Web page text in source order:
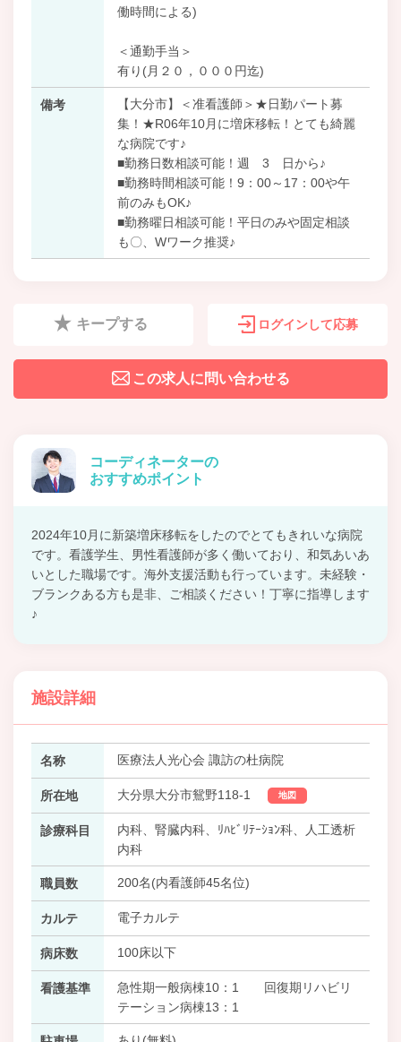
働時間による)
＜通勤手当＞
有り(月２０，０００円迄)
備考
【大分市】＜准看護師＞★日勤パート募
集！★R06年10月に増床移転！とても綺麗
な病院です♪
■勤務日数相談可能！週 3 日から♪
■勤務時間相談可能！9：00～17：00や午
前のみもOK♪
■勤務曜日相談可能！平日のみや固定相談
も〇、Wワーク推奨♪
キープする ログインして応募
この求人に問い合わせる
コーディネーターの
おすすめポイント
2024年10月に新築増床移転をしたのでとてもきれいな病院
です。看護学生、男性看護師が多く働いており、和気あいあ
いとした職場です。海外支援活動も行っています。未経験・
ブランクある方も是非、ご相談ください！丁寧に指導します
♪
施設詳細
名称 医療法人光心会 諏訪の杜病院
所在地 大分県大分市鴛野118-1 地図
診療科目
内科、腎臓内科、ﾘﾊﾋﾞﾘﾃｰｼｮﾝ科、人工透析
内科
職員数 200名(内看護師45名位)
カルテ 電子カルテ
病床数 100床以下
看護基準
急性期一般病棟10：1 回復期リハビリ
テーション病棟13：1